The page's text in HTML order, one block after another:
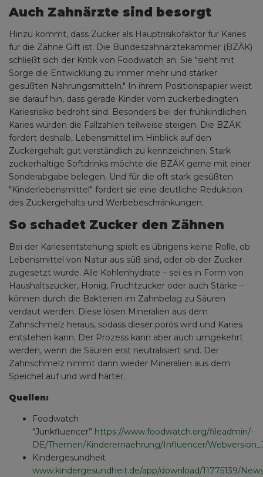
Auch Zahnärzte sind besorgt
Hinzu kommt, dass Zucker als Hauptrisikofaktor für Karies
für die Zähne Gift ist. Die Bundeszahnärztekammer (BZÄK)
schließt sich der Kritik von Foodwatch an. Sie "sieht mit
Sorge die Entwicklung zu immer mehr und stärker
gesüßten Nahrungsmitteln." In ihrem Positionspapier weist
sie darauf hin, dass gerade Kinder vom zuckerbedingten
Kariesrisiko bedroht sind. Besonders bei der frühkindlichen
Karies würden die Fallzahlen teilweise steigen. Die BZÄK
fordert deshalb, Lebensmittel im Hinblick auf den
Zuckergehalt gut verständlich zu kennzeichnen. Stark
zuckerhaltige Softdrinks möchte die BZÄK gerne mit einer
Sonderabgabe belegen. Und für die oft stark gesüßten
"Kinderlebensmittel" fordert sie eine deutliche Reduktion
des Zuckergehalts und Werbebeschränkungen.
So schadet Zucker den Zähnen
Bei der Kariesentstehung spielt es übrigens keine Rolle, ob
Lebensmittel von Natur aus süß sind, oder ob der Zucker
zugesetzt wurde. Alle Kohlenhydrate – sei es in Form von
Haushaltszucker, Honig, Fruchtzucker oder auch Stärke –
können durch die Bakterien im Zahnbelag zu Säuren
verdaut werden. Diese lösen Mineralien aus dem
Zahnschmelz heraus, sodass dieser porös wird und Karies
entstehen kann. Der Prozess kann aber auch umgekehrt
werden, wenn die Säuren erst neutralisiert sind. Der
Zahnschmelz nimmt dann wieder Mineralien aus dem
Speichel auf und wird härter.
Quellen:
Foodwatch
“Junkfluencer” https://www.foodwatch.org/fileadmin/-
DE/Themen/Kinderernaehrung/Influencer/
Kindergesundheit
www.kindergesundheit.de/app/download/11775139/